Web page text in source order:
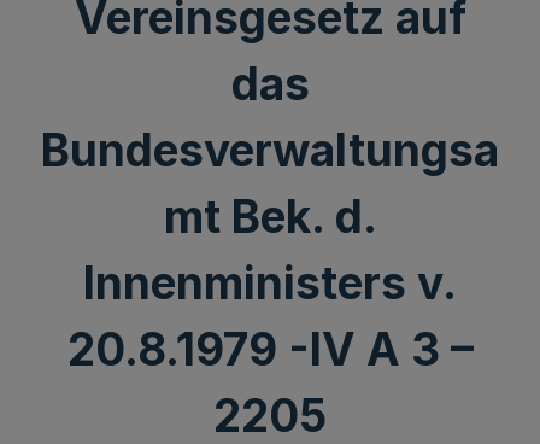
Vereinsgesetz auf
das
Bundesverwaltungsa
mt Bek. d.
Innenministers v.
20.8.1979 -IV A 3 –
2205